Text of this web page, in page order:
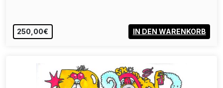
250,00€ IN DEN WARENKORB